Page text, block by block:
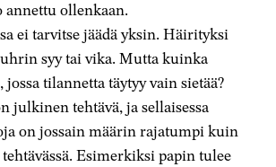
annettu ollenkaan.
ei tarvitse jäädä yksin. Häirityksi
syy tai vika. Mutta kuinka
tilannetta täytyy vain sietää?
julkinen tehtävä, ja sellaisessa
on jossain määrin rajatumpi kuin
Esimerkiksi papin tulee